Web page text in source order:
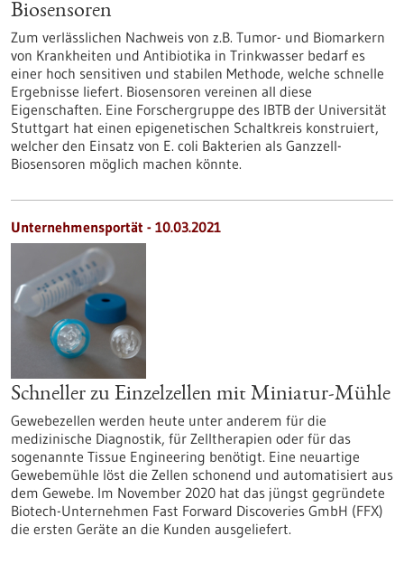
Biosensoren
Zum verlässlichen Nachweis von z.B. Tumor- und Biomarkern
von Krankheiten und Antibiotika in Trinkwasser bedarf es
einer hoch sensitiven und stabilen Methode, welche schnelle
Ergebnisse liefert. Biosensoren vereinen all diese
Eigenschaften. Eine Forschergruppe des IBTB der Universität
Stuttgart hat einen epigenetischen Schaltkreis konstruiert,
welcher den Einsatz von E. coli Bakterien als Ganzzell-
Biosensoren möglich machen könnte.
Unternehmensportät - 10.03.2021
Schneller zu Einzelzellen mit Miniatur-Mühle
Gewebezellen werden heute unter anderem für die
medizinische Diagnostik, für Zelltherapien oder für das
sogenannte Tissue Engineering benötigt. Eine neuartige
Gewebemühle löst die Zellen schonend und automatisiert aus
dem Gewebe. Im November 2020 hat das jüngst gegründete
Biotech-Unternehmen Fast Forward Discoveries GmbH (FFX)
die ersten Geräte an die Kunden ausgeliefert.